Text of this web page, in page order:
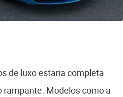
de luxo estaria completa
rampante. Modelos como a